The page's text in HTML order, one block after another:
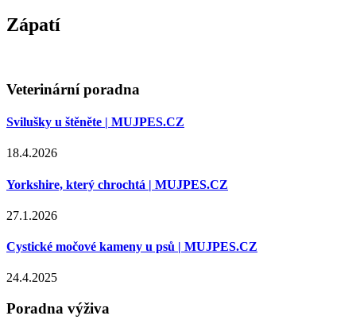
Zápatí
Veterinární poradna
Svilušky u štěněte | MUJPES.CZ
18.4.2026
Yorkshire, který chrochtá | MUJPES.CZ
27.1.2026
Cystické močové kameny u psů | MUJPES.CZ
24.4.2025
Poradna výživa